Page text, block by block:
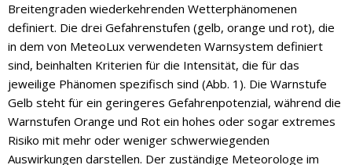
Breitengraden wiederkehrenden Wetterphänomenen
definiert. Die drei Gefahrenstufen (gelb, orange und rot), die
in dem von MeteoLux verwendeten Warnsystem definiert
sind, beinhalten Kriterien für die Intensität, die für das
jeweilige Phänomen spezifisch sind (Abb. 1). Die Warnstufe
Gelb steht für ein geringeres Gefahrenpotenzial, während die
Warnstufen Orange und Rot ein hohes oder sogar extremes
Risiko mit mehr oder weniger schwerwiegenden
Auswirkungen darstellen. Der zuständige Meteorologe im